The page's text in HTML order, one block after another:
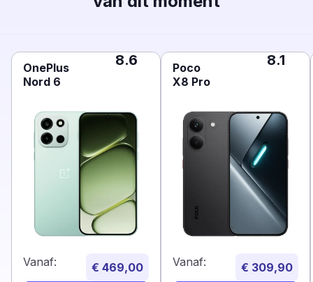
OnePlus
Nord 6
8.6
Vanaf: € 469,00
Poco
X8 Pro
8.1
Vanaf: € 309,90